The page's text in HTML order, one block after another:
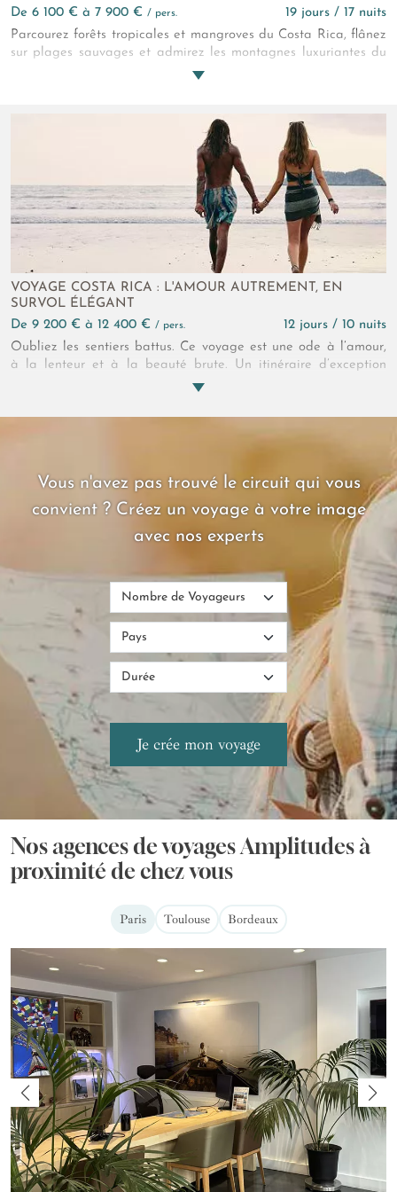
de 6 100 € à 7 900 € / pers.
19 jours / 17 nuits
Parcourez forêts tropicales et mangroves du Costa Rica, flânez
sur plages sauvages et admirez les montagnes luxuriantes du
Panama, avant de terminer au Casco Viejo de Panama City.
l’énergie vibrante de la ville, en clôture parfaite d’un circuit
VOYAGE COSTA RICA : L'AMOUR AUTREMENT, EN
SURVOL ÉLÉGANT
de 9 200 € à 12 400 € / pers.
12 jours / 10 nuits
Oubliez les sentiers battus. Ce voyage est une ode à l’amour,
à la lenteur et à la beauté brute. Un itinéraire d’exception
entre jungle enivrante, refuges secrets et panoramas infinis. Un
cœur grand ouvert, au rythme d’un monde encore intact.
Vous n'avez pas trouvé le circuit qui vous
convient ? Créez un voyage à votre image
avec nos experts
Nos agences de voyages Amplitudes à
proximité de chez vous
Paris Toulouse Bordeaux